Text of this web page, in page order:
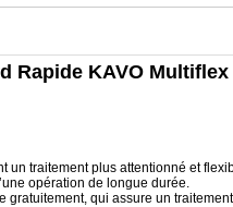
Rapide KAVO Multiflex
un traitement plus attentionné et
opération de longue durée.
qui assure un